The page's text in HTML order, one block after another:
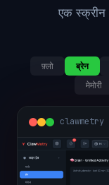
एक
फ़्लो ब्रेन
मेमोरी